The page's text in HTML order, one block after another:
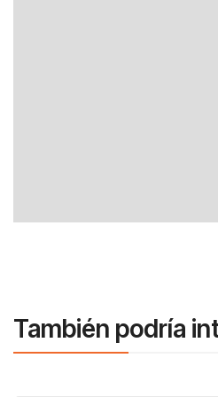
También podría